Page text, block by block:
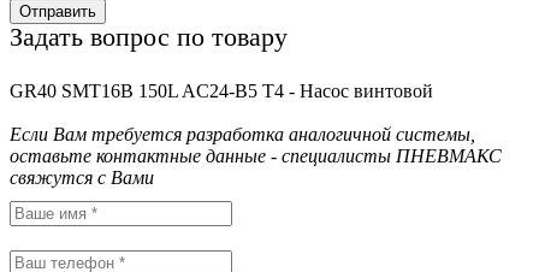
Отправить
Задать вопрос по товару
GR40 SMT16B 150L AC24-B5 T4 - Насос винтовой
Если Вам требуется разработка аналогичной системы,
оставьте контактные данные - специалисты ПНЕВМАКС
свяжутся с Вами